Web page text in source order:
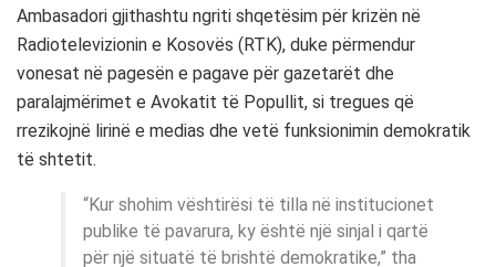
Ambasadori gjithashtu ngriti shqetësim për krizën në
Radiotelevizionin e Kosovës (RTK), duke përmendur
vonesat në pagesën e pagave për gazetarët dhe
paralajmërimet e Avokatit të Popullit, si tregues që
rrezikojnë lirinë e medias dhe vetë funksionimin demokratik
të shtetit.
“Kur shohim vështirësi të tilla në institucionet
publike të pavarura, ky është një sinjal i qartë
për një situatë të brishtë demokratike,” tha